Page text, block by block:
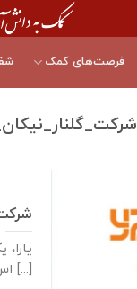
فرصت‌های کمک
شرکت
اس‌ام‌اسی و هم‌چنین سرگرمی‌های مبتنی بر متن [...]